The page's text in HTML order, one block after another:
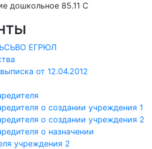
дошкольное 85.11 C
ЕГРЮЛ
от 12.04.2012
о создании учреждения 1
о создании учреждения 2
о назначении
учреждения 2